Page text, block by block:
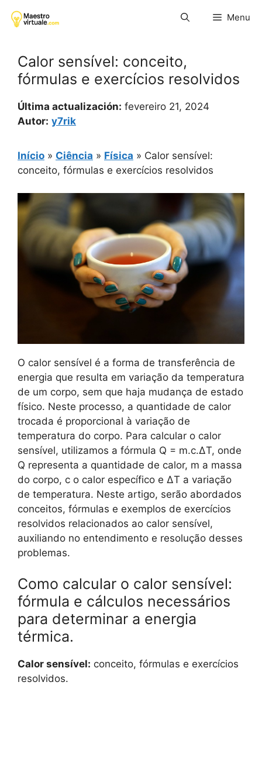
para
Menu
Calor sensível: conceito,
fórmulas e exercícios resolvidos
Última actualización: fevereiro 21, 2024
Autor: y7rik
Início » Ciência » Física » Calor sensível:
conceito, fórmulas e exercícios resolvidos
O calor sensível é a forma de transferência de
energia que resulta em variação da temperatura
de um corpo, sem que haja mudança de estado
físico. Neste processo, a quantidade de calor
trocada é proporcional à variação de
temperatura do corpo. Para calcular o calor
sensível, utilizamos a fórmula Q = m.c.ΔT, onde
Q representa a quantidade de calor, m a massa
do corpo, c o calor específico e ΔT a variação
de temperatura. Neste artigo, serão abordados
conceitos, fórmulas e exemplos de exercícios
resolvidos relacionados ao calor sensível,
auxiliando no entendimento e resolução desses
problemas.
Como calcular o calor sensível:
fórmula e cálculos necessários
para determinar a energia
térmica.
Calor sensível: conceito, fórmulas e exercícios
resolvidos.